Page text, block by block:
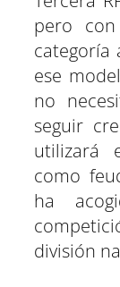
pero
categoría
ese
no
seguir
utilizará
como
ha
división